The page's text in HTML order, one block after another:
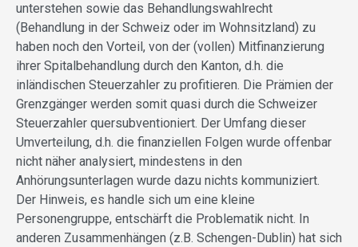
unterstehen sowie das Behandlungswahlrecht
(Behandlung in der Schweiz oder im Wohnsitzland) zu
haben noch den Vorteil, von der (vollen) Mitfinanzierung
ihrer Spitalbehandlung durch den Kanton, d.h. die
inländischen Steuerzahler zu profitieren. Die Prämien der
Grenzgänger werden somit quasi durch die Schweizer
Steuerzahler quersubventioniert. Der Umfang dieser
Umverteilung, d.h. die finanziellen Folgen wurde offenbar
nicht näher analysiert, mindestens in den
Anhörungsunterlagen wurde dazu nichts kommuniziert.
Der Hinweis, es handle sich um eine kleine
Personengruppe, entschärft die Problematik nicht. In
anderen Zusammenhängen (z.B. Schengen-Dublin) hat sich